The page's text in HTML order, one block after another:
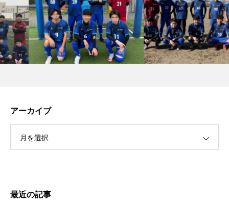
アーカイブ
月を選択
最近の記事